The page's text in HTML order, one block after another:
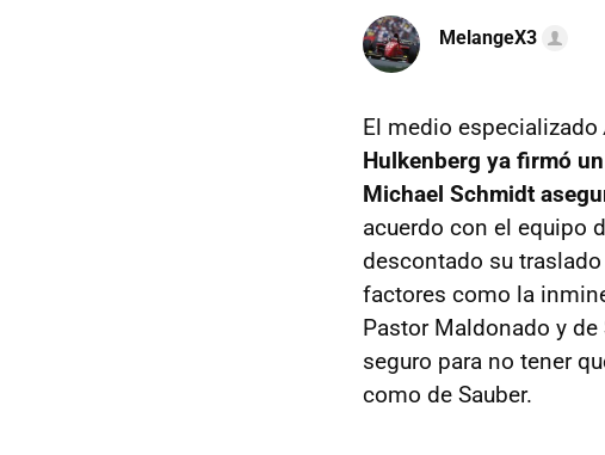
MelangeX3
El medio especializado
Hulkenberg ya firmó
Michael Schmidt
acuerdo con el equipo
descontado su
factores como la
Pastor Maldonado y
seguro para no tener
como de Sauber.